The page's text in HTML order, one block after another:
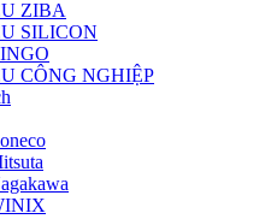
ZIBA
SILICON
CÔNG NGHIỆP